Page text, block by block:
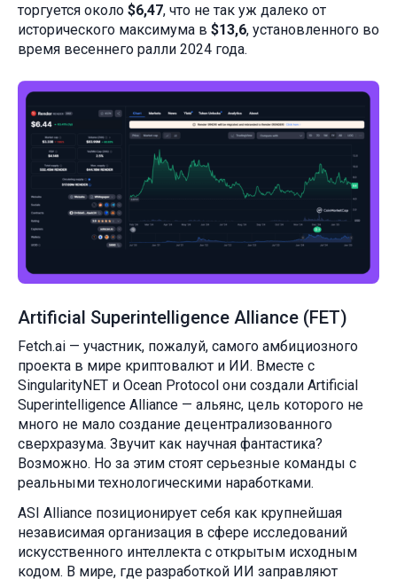
торгуется около $6,47, что не так уж далеко от
исторического максимума в $13,6, установленного во
время весеннего ралли 2024 года.
Artificial Superintelligence Alliance (FET)
Fetch.ai — участник, пожалуй, самого амбициозного
проекта в мире криптовалют и ИИ. Вместе с
SingularityNET и Ocean Protocol они создали Artificial
Superintelligence Alliance — альянс, цель которого не
много не мало создание децентрализованного
сверхразума. Звучит как научная фантастика?
Возможно. Но за этим стоят серьезные команды с
реальными технологическими наработками.
ASI Alliance позиционирует себя как крупнейшая
независимая организация в сфере исследований
искусственного интеллекта с открытым исходным
кодом. В мире, где разработкой ИИ заправляют